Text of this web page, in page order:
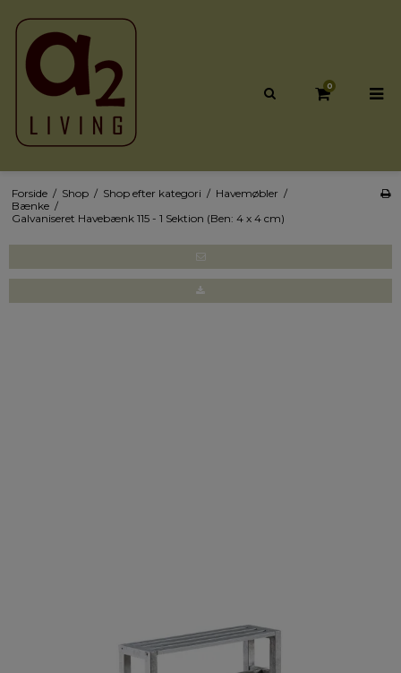
0
Forside / Shop / Shop efter kategori / Havemøbler /
Bænke /
Galvaniseret Havebænk 115 - 1 Sektion (Ben: 4 x 4 cm)